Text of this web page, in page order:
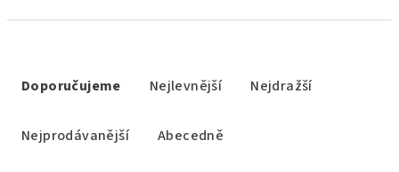
Doporučujeme Nejlevnější Nejdražší
Nejprodávanější Abecedně